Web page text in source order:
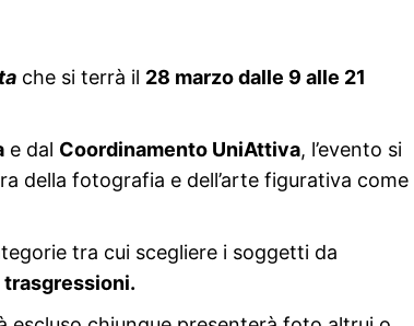
che si terrà il 28 marzo dalle 9 alle 21
e dal Coordinamento UniAttiva, l’evento si
della fotografia e dell’arte figurativa come
tra cui scegliere i soggetti da